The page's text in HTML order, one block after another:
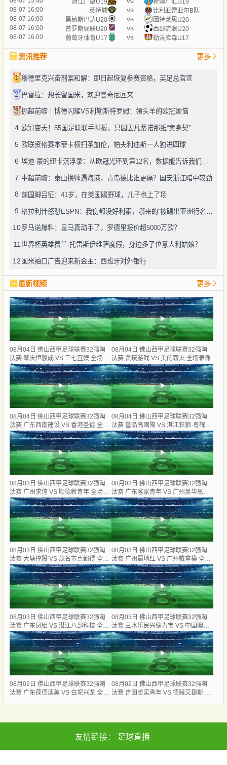
浙江广厦U19
新疆广汇U19
08-07 16:00
英特城 vs
比利亚雷亚尔B队
08-07 16:00
黑镇斯巴达U20 vs
因特莱恩U20
08-07 16:00
普罗斯佩联U20 vs
西部流浪U20
08-07 16:00
葡萄牙体育U17 vs 勒沃库森U17
资讯推荐 更多
1 穆德里克兴奋剂案和解：即日起恢复参赛资格，英足总官宣
2 巴雷拉：想长留国米，欢迎曼奇尼回来
3 挪超前瞻丨博德闪耀VS利勒斯特罗姆：领头羊的欧冠烦恼
4 欧冠变天！55国足联联手叫板，只因因凡蒂诺那纸“卖身契”
5 欧联资格赛本菲卡横扫圣加伦，帕夫利迪斯一人独进四球
6 埃迪·豪的纽卡沉浮录：从欧冠光环到第12名，数据能告诉我们什么？
7 中超前瞻：泰山换帅遇海港，青岛德比谁更痛？国安浙江暗中较劲
8 前国脚吕征：41岁，在美国踢野球，儿子也上了场
9
10罗马诺爆料：皇马真动手了，罗德里报价超5000万欧？
11 世界杯英雄费兰·托雷斯伊维萨度假，身边多了位意大利姑娘？
12 国米袖口广告迎来新金主：西班牙对外银行
最新视频 更多
08月04日 佛山西甲足球联赛32强淘
汰赛 肇庆恒骏成 VS 三七互娱 全场录
像
08月04日 佛山西甲足球联赛32强淘
汰赛 贪玩游戏 VS 美的薪火 全场录像
08月04日 佛山西甲足球联赛32强淘
汰赛 广东西南建设 VS 香港圣徒 全场
录像
08月04日 佛山西甲足球联赛32强淘
汰赛 藝品高國際 VS 湛江狂狼·粵辉能
源 全场录像
08月03日 佛山西甲足球联赛32强淘
汰赛 广州求信 VS 顺德新青年 全场录
像
08月03日 佛山西甲足球联赛32强淘
汰赛 广东客家青年 VS 广州英华思力
U17 全场录像
08月03日 佛山西甲足球联赛32强淘
汰赛 大塘控股 VS 茂名市点都得 全场
录像
08月03日 佛山西甲足球联赛32强淘
汰赛 广州蜀地红 VS 广州戴拿模 全场
录像
08月03日 佛山西甲足球联赛32强淘
汰赛 广东凤铝 VS 湛江八部科技 全场
录像
08月03日 佛山西甲足球联赛32强淘
汰赛 三水乐民兴健力宝 VS 中国澳门
澳科精英 全场录像
08月02日 佛山西甲足球联赛32强淘
汰赛 广东葆德澳美 VS 白坭兴龙 全场
08月02日 佛山西甲足球联赛32强淘
汰赛 吉图省实青年 VS 德兢艾捷斯 全
友情链接： 足球直播